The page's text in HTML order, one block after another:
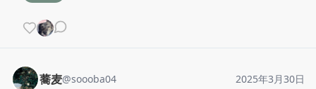
蕎麦@soooba04 2025年3月30日